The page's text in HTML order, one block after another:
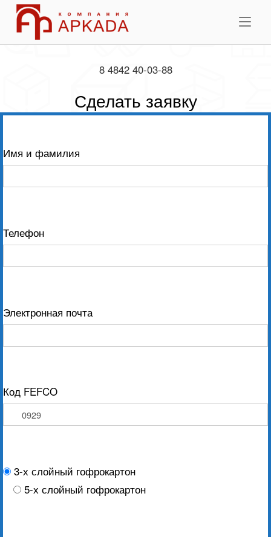
content
Home
8 4842 40-03-88
Сделать заявку
Имя и фамилия
Телефон
Электронная почта
Код FEFCO
3-х слойный гофрокартон
5-х слойный гофрокартон